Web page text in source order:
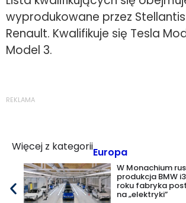
wyprodukowane przez
Renault. Kwalifikuje się Tesla
Model 3.
REKLAMA
Więcej z kategoriiEuropa
W Monachium
produkcja BMW
roku fabryka
na „elektryki”